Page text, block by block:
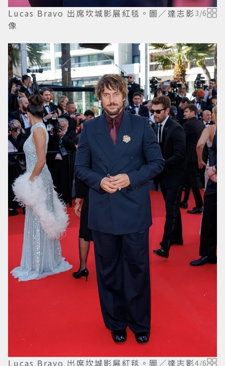
Lucas Bravo 出席坎城影展紅毯。圖／達志影
像
3/6
Lucas Bravo 出席坎城影展紅毯。圖／達志影4/6